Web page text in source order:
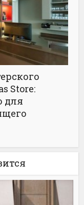
Store:
для